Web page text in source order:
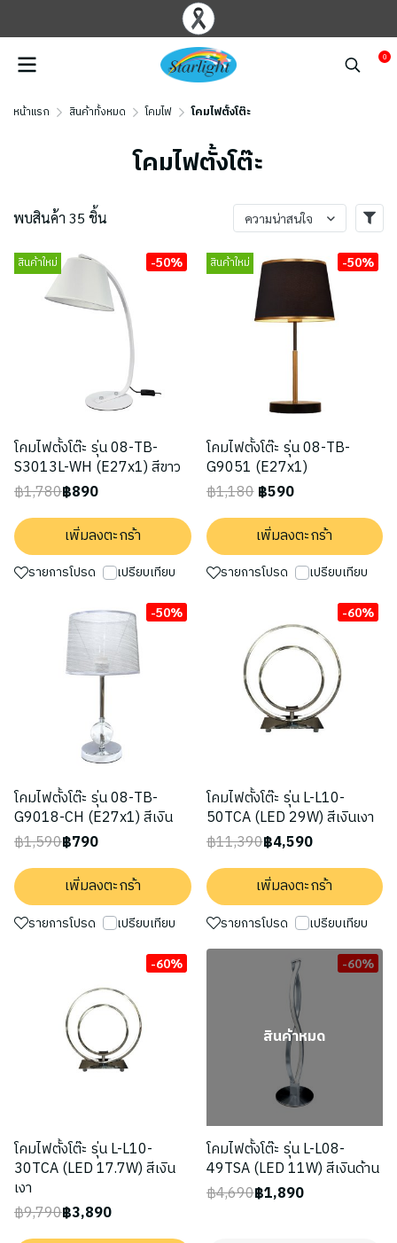
0
หน้าแรก สินค้าทั้งหมด โคมไฟ โคมไฟตั้งโต๊ะ
โคมไฟตั้งโต๊ะ
พบสินค้า 35 ชิ้น ความน่าสนใจ
สินค้าใหม่ -50%
โคมไฟตั้งโต๊ะ รุ่น 08-TB-
S3013L-WH (E27x1) สีขาว
฿1,780฿890
เพิ่มลงตะกร้า
รายการโปรด เปรียบเทียบ
สินค้าใหม่ -50%
โคมไฟตั้งโต๊ะ รุ่น 08-TB-
G9051 (E27x1)
฿1,180 ฿590
เพิ่มลงตะกร้า
รายการโปรด เปรียบเทียบ
-50%
โคมไฟตั้งโต๊ะ รุ่น 08-TB-
G9018-CH (E27x1) สีเงิน
฿1,590฿790
เพิ่มลงตะกร้า
รายการโปรด เปรียบเทียบ
-60%
โคมไฟตั้งโต๊ะ รุ่น L-L10-
50TCA (LED 29W) สีเงินเงา
฿11,390฿4,590
เพิ่มลงตะกร้า
รายการโปรด เปรียบเทียบ
-60%
โคมไฟตั้งโต๊ะ รุ่น L-L10-
30TCA (LED 17.7W) สีเงิน
เงา
฿9,790฿3,890
-60%
สินค้าหมด
โคมไฟตั้งโต๊ะ รุ่น L-L08-
49TSA (LED 11W) สีเงินด้าน
฿4,690฿1,890